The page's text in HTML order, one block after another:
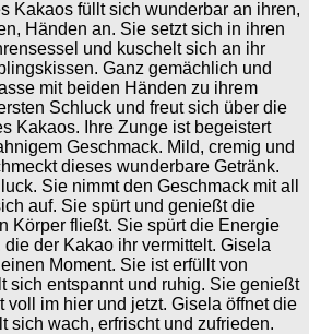
Kakaos füllt sich wunderbar an ihren,
Händen an. Sie setzt sich in ihren
und kuschelt sich an ihr
Ganz gemächlich und
mit beiden Händen zu ihrem
Schluck und freut sich über die
Kakaos. Ihre Zunge ist begeistert
Geschmack. Mild, cremig und
dieses wunderbare Getränk.
Sie nimmt den Geschmack mit all
auf. Sie spürt und genießt die
Körper fließt. Sie spürt die Energie
der Kakao ihr vermittelt. Gisela
Moment. Sie ist erfüllt von
sich entspannt und ruhig. Sie genießt
voll im hier und jetzt. Gisela öffnet die
sich wach, erfrischt und zufrieden.